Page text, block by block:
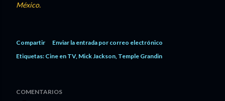
México.
Compartir
Enviar la entrada por correo electrónico
Etiquetas: Cine en TV Mick Jackson Temple Grandin
COMENTARIOS